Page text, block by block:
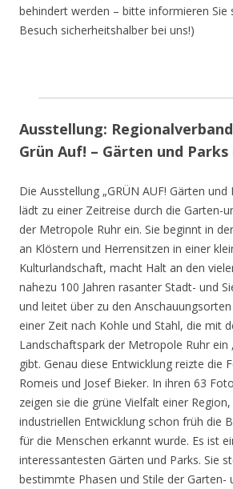
behindert werden – bitte informieren Sie
Besuch sicherheitshalber bei uns!)
Ausstellung:
Grün Auf! – Gärten und
Die Ausstellung „GRÜN AUF! Gärten und
lädt zu einer Zeitreise durch die Garten-
der Metropole Ruhr ein. Sie beginnt in
an Klöstern und Herrensitzen in einer
Kulturlandschaft, macht Halt an den
nahezu 100 Jahren rasanter Stadt- und
und leitet über zu den
einer Zeit nach Kohle und Stahl, die mit
Landschaftspark der Metropole Ruhr ein
gibt. Genau diese Entwicklung reizte die
Romeis und Josef Bieker. In ihren 63
zeigen sie die grüne Vielfalt einer
industriellen Entwicklung schon früh die
für die Menschen erkannt wurde. Es ist
interessantesten Gärten und Parks. Sie
bestimmte Phasen und Stile der Garten-